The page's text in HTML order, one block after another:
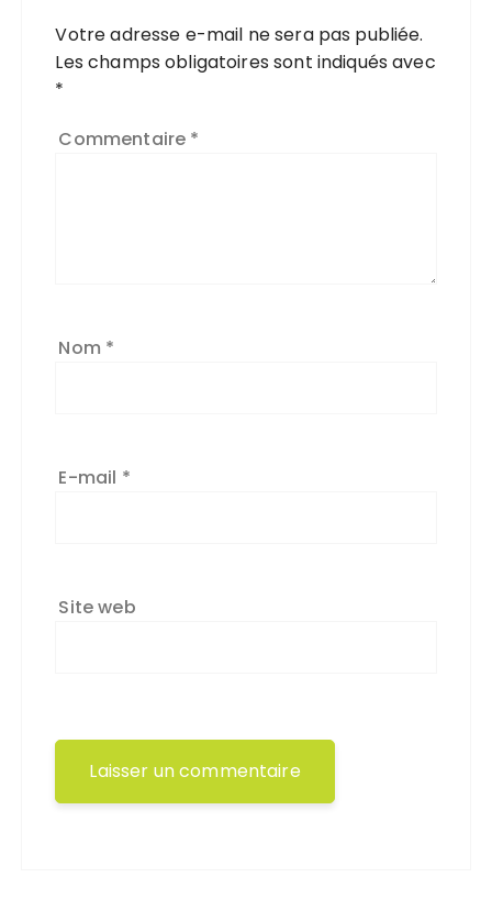
Votre adresse e-mail ne sera pas publiée.
Les champs obligatoires sont indiqués avec
*
Commentaire *
Nom *
E-mail *
Site web